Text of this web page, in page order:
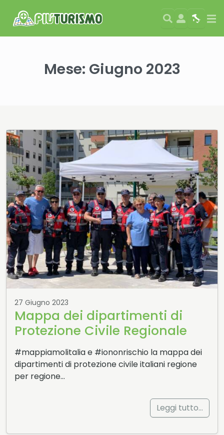
Search
User Map
Mese: Giugno 2023
27 Giugno 2023
Mappa dei dipartimenti di
Protezione Civile Regionale
#mappiamolitalia e #iononrischio la mappa dei
dipartimenti di protezione civile italiani regione
per regione…
Leggi tutto…